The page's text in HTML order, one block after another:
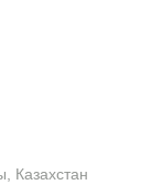
Казахстан